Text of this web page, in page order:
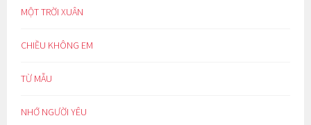
MỘT TRỜI XUÂN
CHIỀU KHÔNG EM
TỪ MẪU
NHỚ NGƯỜI YÊU